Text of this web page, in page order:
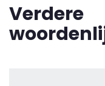
Verdere